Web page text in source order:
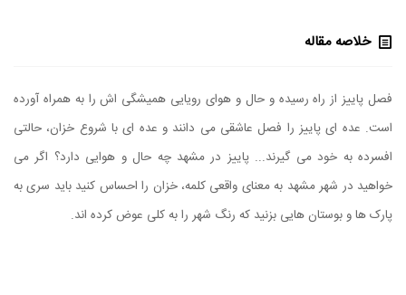
خلاصه مقاله
فصل پاییز از راه رسیده و حال و هوای رویایی همیشگی اش را به همراه آورده
است. عده ای پاییز را فصل عاشقی می دانند و عده ای با شروع خزان، حالتی
افسرده به خود می گیرند... پاییز در مشهد چه حال و هوایی دارد؟ اگر می
خواهید در شهر مشهد به معنای واقعی کلمه، خزان را احساس کنید باید سری به
پارک ها و بوستان هایی بزنید که رنگ شهر را به کلی عوض کرده اند.